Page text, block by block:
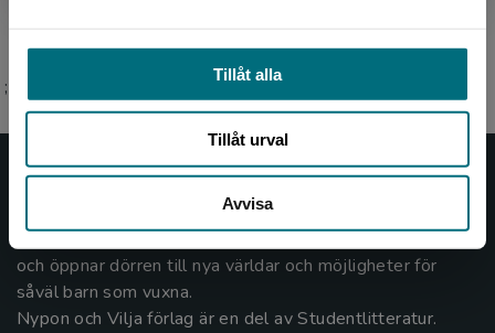
Tillåt alla
Tillåt urval
Avvisa
;
Nypon och Vilja förlag ger ut böcker som väcker läslust
och öppnar dörren till nya världar och möjligheter för
såväl barn som vuxna.
Nypon och Vilja förlag är en del av Studentlitteratur.